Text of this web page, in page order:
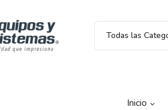
Todas las
Inicio